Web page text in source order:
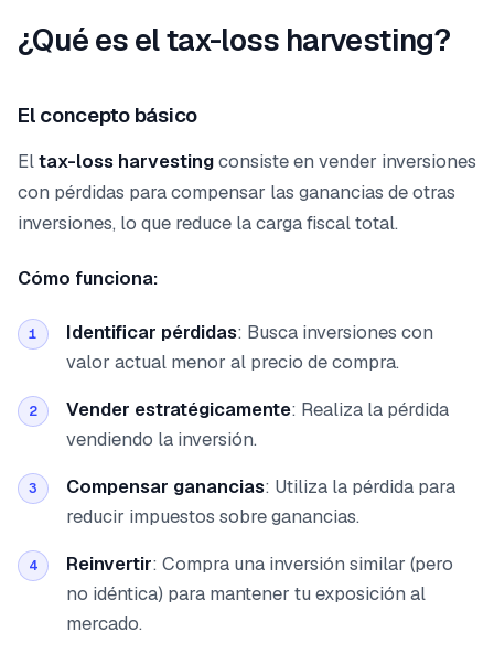
¿Qué es el tax-loss harvesting?
El concepto básico
Eltax-loss harvestingconsiste en vender inversiones
con pérdidas para compensar las ganancias de otras
inversiones, lo que reduce la carga fiscal total.
Cómo funciona:
1 Identificar pérdidas: Busca inversiones con
valor actual menor al precio de compra.
2 Vender estratégicamente: Realiza la pérdida
vendiendo la inversión.
3 Compensar ganancias: Utiliza la pérdida para
reducir impuestos sobre ganancias.
4 Reinvertir: Compra una inversión similar (pero
no idéntica) para mantener tu exposición al
mercado.